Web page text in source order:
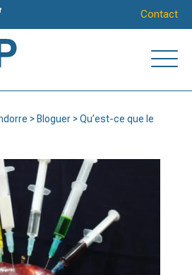
Contact
> Bloguer>Qu’est-ce que le